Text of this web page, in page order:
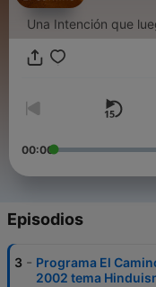
Una Intención que
00:00
Episodios
3 - Programa El
2002 tema